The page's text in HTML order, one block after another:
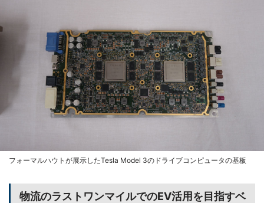
フォーマルハウトが展示したTesla Model 3のドライブコンピュータの基板
物流のラストワンマイルでのEV活用を目指すベ